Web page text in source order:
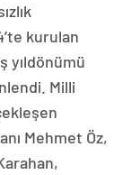
kurulan
yıldönümü
Milli
Mehmet Öz,